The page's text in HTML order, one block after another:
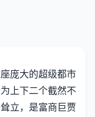
庞大的超级都市
上下二个截然不
立，是富商巨贾